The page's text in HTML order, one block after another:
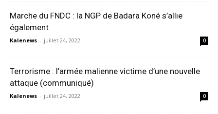
Marche du FNDC : la NGP de Badara Koné s’allie
également
Kalenews - juillet 24, 2022 0
Terrorisme : l’armée malienne victime d’une nouvelle
attaque (communiqué)
Kalenews - juillet 24, 2022 0